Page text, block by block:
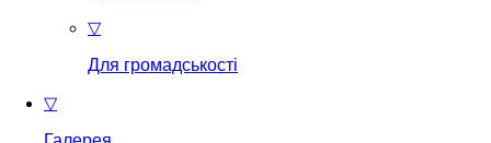
▽
Для громадськості
▽